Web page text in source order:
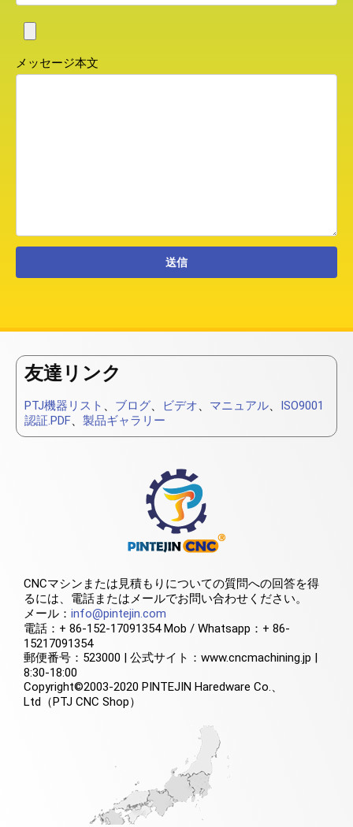
メッセージ本文
友達リンク
PTJ機器リスト 、 ブログ、 ビデオ、 マニュアル、 ISO9001
認証.PDF、 製品ギャラリー
CNCマシンまたは見積もりについての質問への回答を得
るには、電話またはメールでお問い合わせください。
メール： info@pintejin.com
電話：+ 86-152-17091354 Mob / Whatsapp：+ 86-
15217091354
郵便番号：523000 | 公式サイト：www.cncmachining.jp |
8:30-18:00
Copyright©2003-2020 PINTEJIN Haredware Co.、
Ltd（PTJ CNC Shop）